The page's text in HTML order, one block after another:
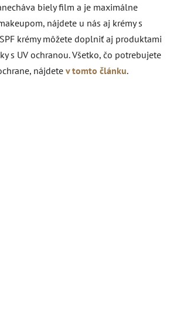
biely film a je maximálne
nájdete u nás aj krémy s
krémy môžete doplniť aj produktami
s UV ochranou. Všetko, čo potrebujete
nájdete v tomto článku.